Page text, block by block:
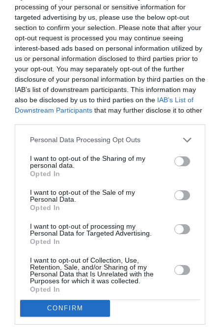
processing of your personal or sensitive information for
targeted advertising by us, please use the below opt-out
section to confirm your selection. Please note that after your
opt-out request is processed you may continue seeing
interest-based ads based on personal information utilized by
us or personal information disclosed to third parties prior to
your opt-out. You may separately opt-out of the further
disclosure of your personal information by third parties on the
IAB’s list of downstream participants. This information may
also be disclosed by us to third parties on the IAB’s List of
Downstream Participants that may further disclose it to other
Personal Data Processing Opt Outs
I want to opt-out of the Sharing of my
personal data.
Opted In
I want to opt-out of the Sale of my
Personal Data.
Opted In
I want to opt-out of processing my
Personal Data for Targeted Advertising.
Opted In
I want to opt-out of Collection, Use,
Retention, Sale, and/or Sharing of my
Personal Data that Is Unrelated with the
Purposes for which it was collected.
Opted In
CONFIRM
Oui de 6h00 à 18h00, respectant la distance de 1m
entre les clients.
Et les grandes et moyennes surfaces de vente?
Fermeture les jours fériés et la veille des jours de
fete, à l’exception des épiceries.
Ouvert normalement.
Les établssements scolaires (jardins d’enfants,
Les réunions, conventions, événements?
Interdit.
Les pubs, cinémas, gymnases, piscines,
discothèques, musées, bibliothèques?